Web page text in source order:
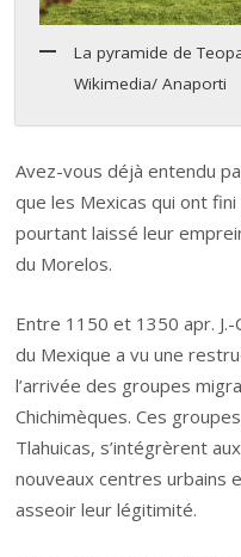
La pyramide de
Wikimedia/ Anaporti
Avez-vous déjà entendu
que les Mexicas qui ont
pourtant laissé leur
du Morelos.
Entre 1150 et 1350 apr. J.-
du Mexique a vu une
l’arrivée des groupes
Chichimèques. Ces
Tlahuicas, s’intégrèrent
nouveaux centres urbains
asseoir leur légitimité.